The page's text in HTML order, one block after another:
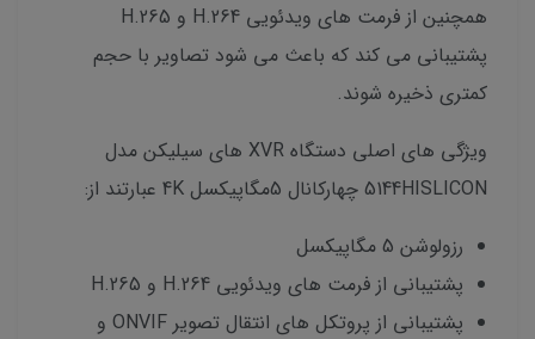
همچنین از فرمت های ویدئویی H.264 و H.265
پشتیبانی می کند که باعث می شود تصاویر با حجم
کمتری ذخیره شوند.
ویژگی های اصلی دستگاه XVR های سیلیکن مدل
5144HISLICON چهارکانال 5مگاپیکسل 4K عبارتند از:
رزولوشن 5 مگاپیکسل
پشتیبانی از فرمت های ویدئویی H.264 و H.265
پشتیبانی از پروتکل های انتقال تصویر ONVIF و